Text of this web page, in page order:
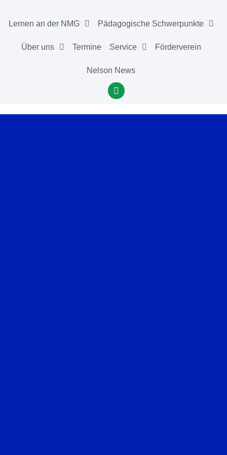
Lernen an der NMG Pädagogische Schwerpunkte
Über uns Termine Service Förderverein
Nelson News